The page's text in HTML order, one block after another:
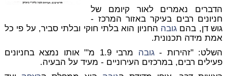
הדברים נאמרים לאור קיומם של
חניונים רבים בעיקר באזור המרכז -
גוש דן, בהם גובה החניון הוא בלתי חוקי ובלתי סביר, על פי כל
אמת מידה תכנונית.
השלט: "זהירות -גובה
מרבי 1.9 מ'" אותו נמצא בחניונים
פעילים רבים, במרכזים העירוניים - מעיד על הבעיה.